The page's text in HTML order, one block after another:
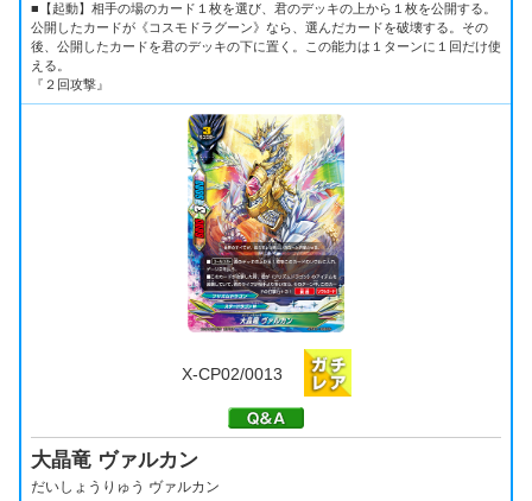
■【起動】相手の場のカード１枚を選び、君のデッキの上から１枚を公開する。
公開したカードが《コスモドラグーン》なら、選んだカードを破壊する。その
後、公開したカードを君のデッキの下に置く。この能力は１ターンに１回だけ使
える。
『２回攻撃』
X-CP02/0013
大晶竜 ヴァルカン
だいしょうりゅう ヴァルカン